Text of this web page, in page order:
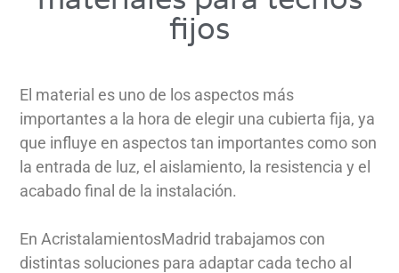
fijos
El material es uno de los aspectos más
importantes a la hora de elegir una cubierta fija, ya
que influye en aspectos tan importantes como son
la entrada de luz, el aislamiento, la resistencia y el
acabado final de la instalación.
En AcristalamientosMadrid trabajamos con
distintas soluciones para adaptar cada techo al